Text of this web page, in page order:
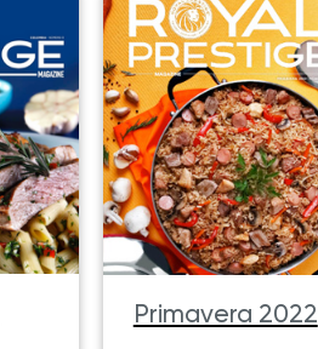
Primavera 2022